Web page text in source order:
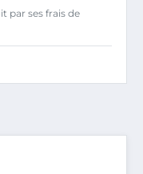
par ses frais de